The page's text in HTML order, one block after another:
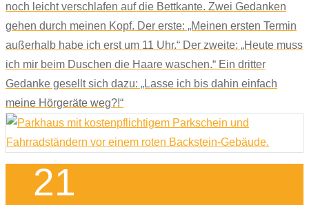
noch leicht verschlafen auf die Bettkante. Zwei Gedanken
gehen durch meinen Kopf. Der erste: „Meinen ersten Termin
außerhalb habe ich erst um 11 Uhr.“ Der zweite: „Heute muss
ich mir beim Duschen die Haare waschen.“ Ein dritter
Gedanke gesellt sich dazu: „Lasse ich bis dahin einfach
meine Hörgeräte weg?!“
21